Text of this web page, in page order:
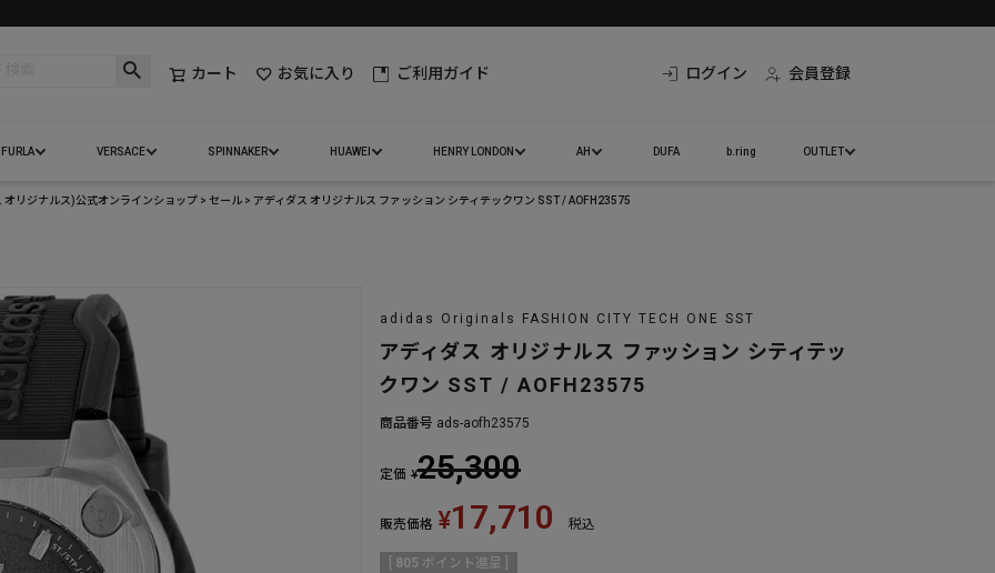
カート お気に入り ご利用ガイド ログイン 会員登録
FURLA VERSACE SPINNAKER HUAWEI HENRY LONDON AH DUFA b.ring OUTLET
リジナルス)公式オンラインショップ セール アディダス オリジナルス ファッション シティテックワン SST / AOFH23575
adidas Originals FASHION CITY TECH ONE SST
アディダス オリジナルス ファッション シティテッ
クワン SST / AOFH23575
商品番号 ads-aofh23575
定価 ¥25,300
販売価格 ¥17,710 税込
805 ポイント進呈 ]